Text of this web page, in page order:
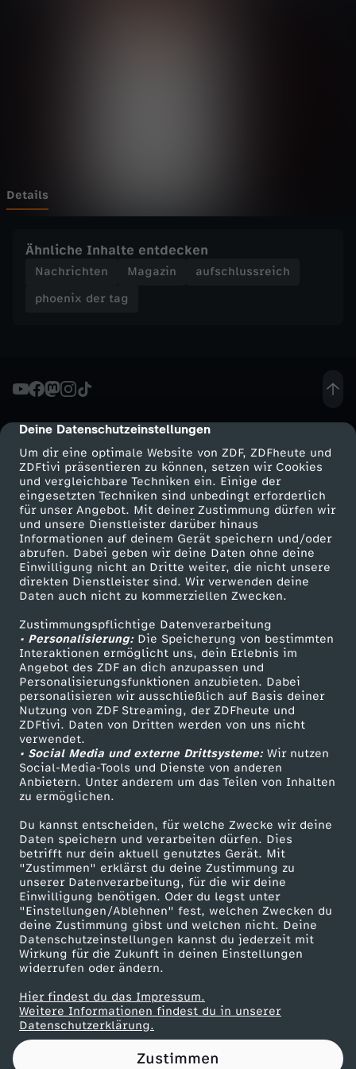
cmp-dialog-description
Deine Datenschutzeinstellungen
Um dir eine optimale Website von ZDF, ZDFheute und
ZDFtivi präsentieren zu können, setzen wir Cookies
und vergleichbare Techniken ein. Einige der
eingesetzten Techniken sind unbedingt erforderlich
für unser Angebot. Mit deiner Zustimmung dürfen wir
und unsere Dienstleister darüber hinaus
Informationen auf deinem Gerät speichern und/oder
abrufen. Dabei geben wir deine Daten ohne deine
Einwilligung nicht an Dritte weiter, die nicht unsere
direkten Dienstleister sind. Wir verwenden deine
Daten auch nicht zu kommerziellen Zwecken.
Zustimmungspflichtige Datenverarbeitung
• Personalisierung:Die Speicherung von bestimmten
Interaktionen ermöglicht uns, dein Erlebnis im
Angebot des ZDF an dich anzupassen und
Personalisierungsfunktionen anzubieten. Dabei
personalisieren wir ausschließlich auf Basis deiner
Nutzung von ZDF Streaming, der ZDFheute und
ZDFtivi. Daten von Dritten werden von uns nicht
verwendet.
• Social Media und externe Drittsysteme:Wir nutzen
Social-Media-Tools und Dienste von anderen
Anbietern. Unter anderem um das Teilen von Inhalten
zu ermöglichen.
Du kannst entscheiden, für welche Zwecke wir deine
Daten speichern und verarbeiten dürfen. Dies
betrifft nur dein aktuell genutztes Gerät. Mit
"Zustimmen" erklärst du deine Zustimmung zu
unserer Datenverarbeitung, für die wir deine
Einwilligung benötigen. Oder du legst unter
"Einstellungen/Ablehnen" fest, welchen Zwecken du
deine Zustimmung gibst und welchen nicht. Deine
Datenschutzeinstellungen kannst du jederzeit mit
Wirkung für die Zukunft in deinen Einstellungen
widerrufen oder ändern.
Hier findest du das Impressum.
Weitere Informationen findest du in unserer
Datenschutzerklärung.
Zustimmen
g
F
-
S
p
i
t
z
e
n
k
a
n
d
i
d
a
t
f
ü
Details
Ähnliche Inhalte entdecken
Nachrichten Magazin
aufschlussreich
phoenix der tag
Mehr ZDF
ZDF-Apps
Smart TV
ZDFtext
Livestreams
Sendungen A-Z
TV-Programm
Service
ZDFmitreden
Kontakt zum ZDF
Tickets
Zuschauerservice
Hilfe
ZDF Unternehmen
Karriere
ZDF goes Schule
Werbefernsehen
Mainzelmännchen
Partner